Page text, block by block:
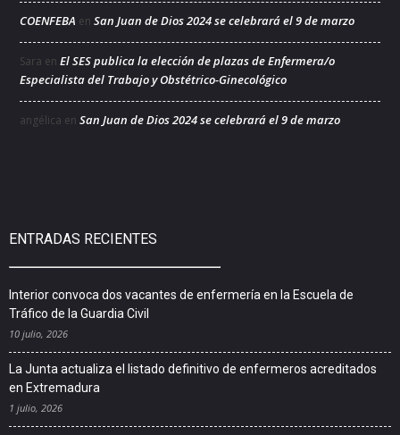
COENFEBA en San Juan de Dios 2024 se celebrará el 9 de marzo
Sara en El SES publica la elección de plazas de Enfermera/o
Especialista del Trabajo y Obstétrico-Ginecológico
angélica en San Juan de Dios 2024 se celebrará el 9 de marzo
ENTRADAS RECIENTES
Interior convoca dos vacantes de enfermería en la Escuela de
Tráfico de la Guardia Civil
10 julio, 2026
La Junta actualiza el listado definitivo de enfermeros acreditados
en Extremadura
1 julio, 2026